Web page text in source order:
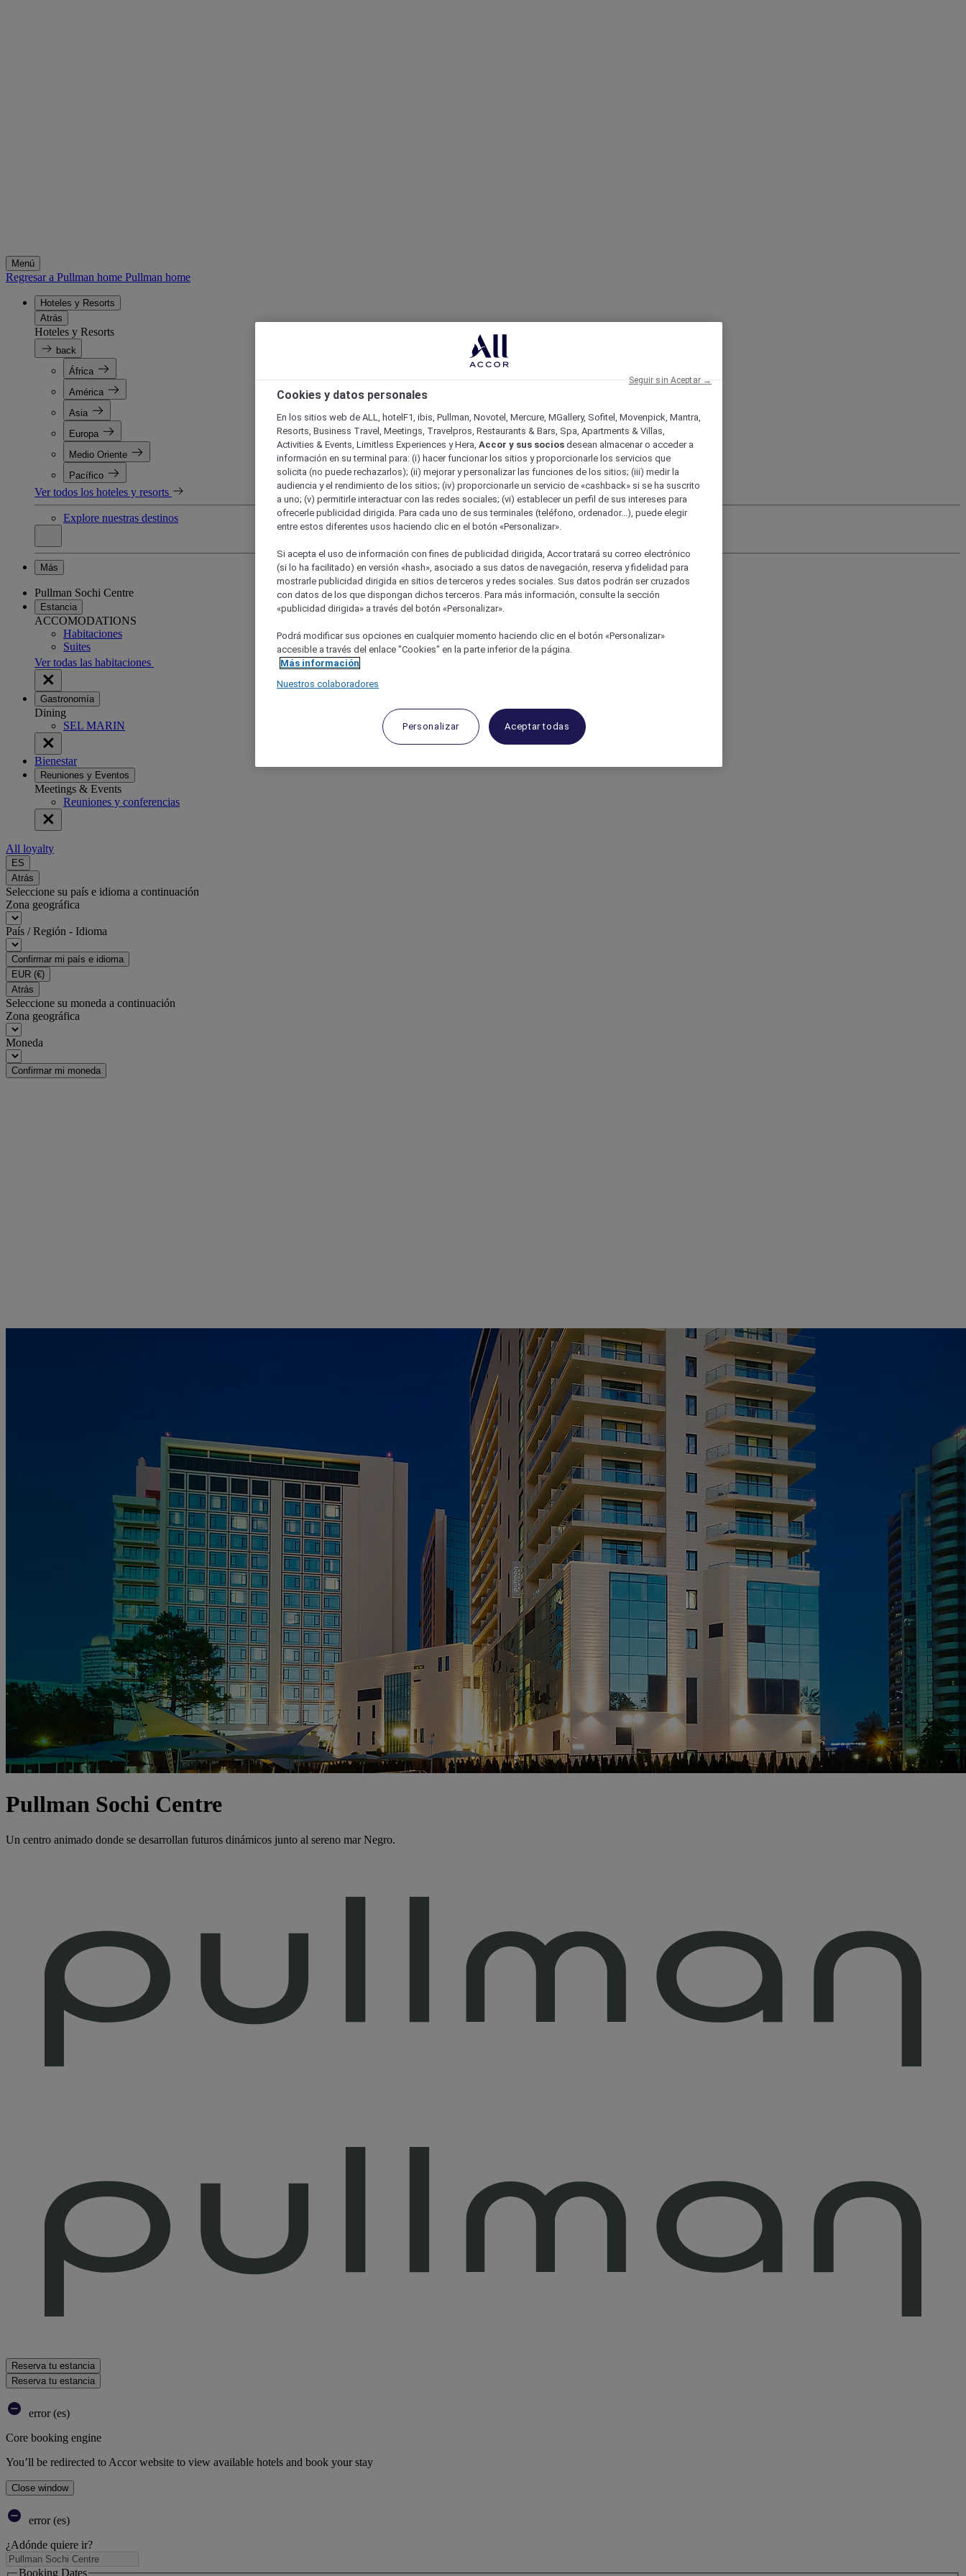
Menú
Regresar a Pullman home Pullman home
Hoteles y Resorts
Atrás
Hoteles y Resorts
back
África
América
Asia
Europa
Medio Oriente
Pacífico
Ver todos los hoteles y resorts
Explore nuestras destinos
Más
Pullman Sochi Centre
Estancia
ACCOMODATIONS
Habitaciones
Suites
Ver todas las habitaciones
Gastronomía
Dining
SEL MARIN
Bienestar
Reuniones y Eventos
Meetings & Events
Reuniones y conferencias
All loyalty
ES
Atrás
Seleccione su país e idioma a continuación
Zona geográfica
País / Región - Idioma
Confirmar mi país e idioma
EUR (€)
Atrás
Seleccione su moneda a continuación
Zona geográfica
Moneda
Confirmar mi moneda
Pullman Sochi Centre
Un centro animado donde se desarrollan futuros dinámicos junto al sereno mar Negro.
Reserva tu estancia
Reserva tu estancia
error (es)
Core booking engine
You’ll be redirected to Accor website to view available hotels and book your stay
Close window
error (es)
¿Adónde quiere ir?
Booking Dates
Cookies y datos personales
En los sitios web de ALL, hotelF1, ibis, Pullman, Novotel, Mercure, MGallery, Sofitel, Movenpick, Mantra,
Resorts, Business Travel, Meetings, Travelpros, Restaurants & Bars, Spa, Apartments & Villas,
Activities & Events, Limitless Experiences y Hera, Accor y sus socios desean almacenar o acceder a
información en su terminal para: (i) hacer funcionar los sitios y proporcionarle los servicios que
solicita (no puede rechazarlos); (ii) mejorar y personalizar las funciones de los sitios; (iii) medir la
audiencia y el rendimiento de los sitios; (iv) proporcionarle un servicio de «cashback» si se ha suscrito
a uno; (v) permitirle interactuar con las redes sociales; (vi) establecer un perfil de sus intereses para
ofrecerle publicidad dirigida. Para cada uno de sus terminales (teléfono, ordenador...), puede elegir
entre estos diferentes usos haciendo clic en el botón «Personalizar».
Si acepta el uso de información con fines de publicidad dirigida, Accor tratará su correo electrónico
(si lo ha facilitado) en versión «hash», asociado a sus datos de navegación, reserva y fidelidad para
mostrarle publicidad dirigida en sitios de terceros y redes sociales. Sus datos podrán ser cruzados
con datos de los que dispongan dichos terceros. Para más información, consulte la sección
«publicidad dirigida» a través del botón «Personalizar».
Podrá modificar sus opciones en cualquier momento haciendo clic en el botón «Personalizar»
accesible a través del enlace "Cookies" en la parte inferior de la página.
Más información
Nuestros colaboradores
Personalizar Aceptar todas
Seguir sin Aceptar →